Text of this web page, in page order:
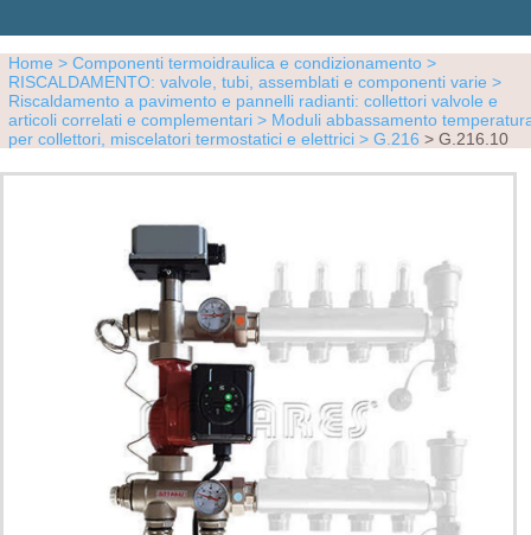
Home > Componenti termoidraulica e condizionamento >
RISCALDAMENTO: valvole, tubi, assemblati e componenti varie >
Riscaldamento a pavimento e pannelli radianti: collettori valvole e
articoli correlati e complementari > Moduli abbassamento
per collettori, miscelatori termostatici e elettrici > G.216 > G.216.10